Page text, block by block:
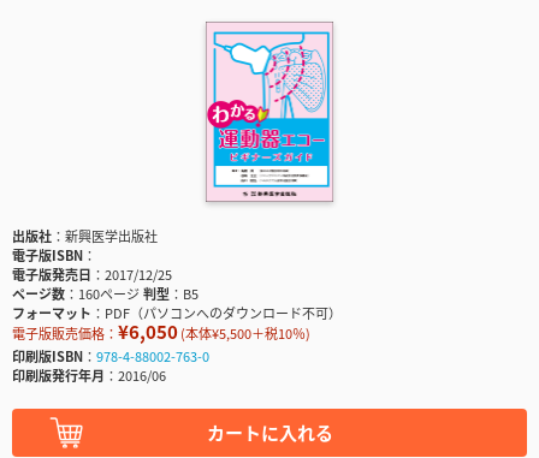
出版社
新興医学出版社
電子版ISBN
電子版発売日
2017/12/25
ページ数
160ページ判型
B5
フォーマット
PDF（パソコンへのダウンロード不可）
電子版販売価格： ¥6,050(本体¥5,500＋税10％)
印刷版ISBN
978-4-88002-763-0
印刷版発行年月
2016/06
カートに入れる